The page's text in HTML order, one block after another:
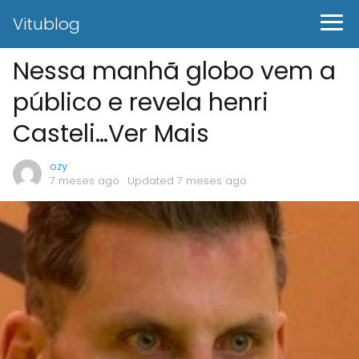
Vitublog
Nessa manhã globo vem a
público e revela henri
Casteli…Ver Mais
ozy
7 meses ago · Updated 7 meses ago